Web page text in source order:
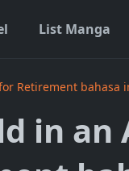
List Manga
Retirement bahasa
in